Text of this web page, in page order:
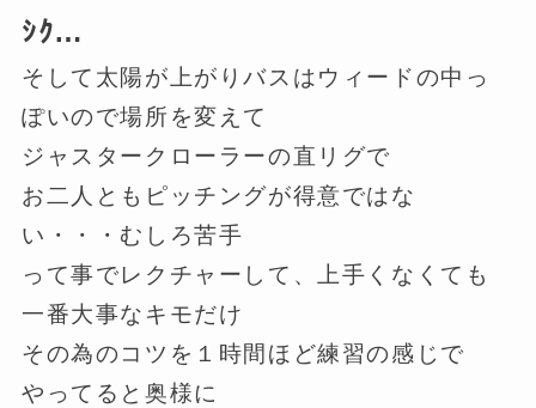
ｼｸ…
そして太陽が上がりバスはウィードの中っ
ぽいので場所を変えて
ジャスタークローラーの直リグで
お二人ともピッチングが得意ではな
い・・・むしろ苦手
って事でレクチャーして、上手くなくても
一番大事なキモだけ
その為のコツを１時間ほど練習の感じで
やってると奥様に